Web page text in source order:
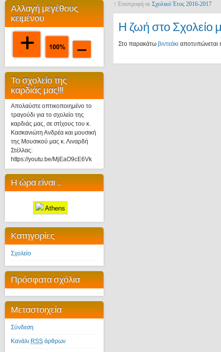
Αλλαγή μεγέθους
κειμένου
Το σχολείο της
καρδιάς μας!!!
Απολαύστε οπτικοποιημένο το
τραγούδι για το σχολείο της
καρδιάς μας, σε στίχους του κ.
Κασκανιώτη Ανδρέα και μουσική
της Μουσικού μας κ. Λιναρδή
Στέλλας:
https://youtu.be/MjEaO9cE6Vk
Η ώρα είναι ..
Athens
Κατηγορίες
Σχολείο
Πρόσφατα σχόλια
Μεταστοιχεία
Σύνδεση
Κανάλι RSS άρθρων
↑ Επιστροφή σε Σχολικό Έτος 2016-2017
Η ζωή στο Σχολείο
Στο παρακάτω βιντεάκι αποτυπώνεται